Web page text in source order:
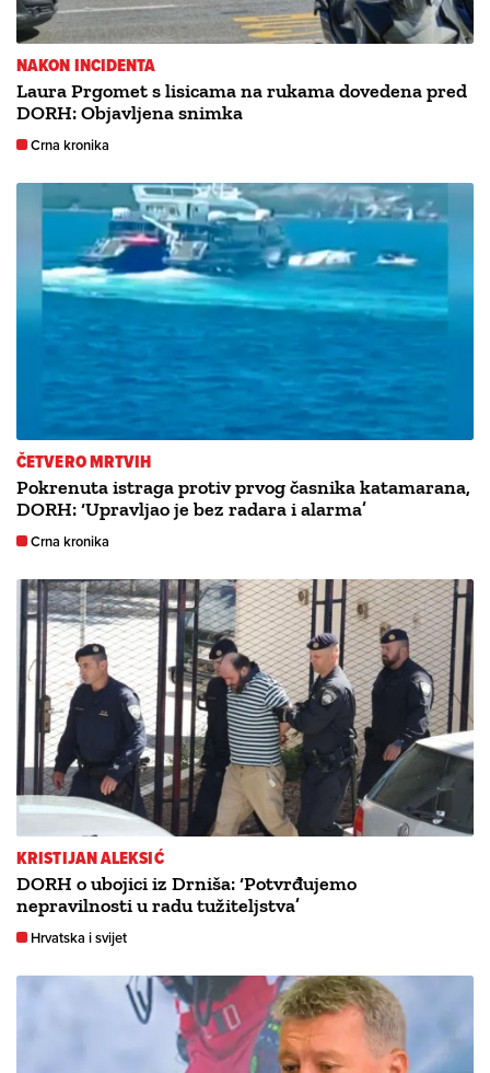
NAKON INCIDENTA
Laura Prgomet s lisicama na rukama dovedena pred
DORH: Objavljena snimka
Crna kronika
ČETVERO MRTVIH
Pokrenuta istraga protiv prvog časnika katamarana,
DORH: ‘Upravljao je bez radara i alarma’
Crna kronika
KRISTIJAN ALEKSIĆ
DORH o ubojici iz Drniša: ‘Potvrđujemo
nepravilnosti u radu tužiteljstva’
Hrvatska i svijet